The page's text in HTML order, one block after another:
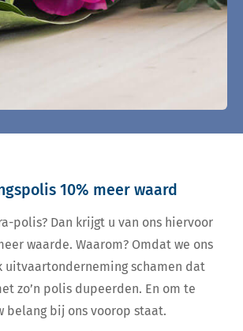
10% meer waard
polis? Dan krijgt u van ons hiervoor
waarde. Waarom? Omdat we ons
uitvaartonderneming schamen dat
zo’n polis dupeerden. En om te
belang bij ons voorop staat.